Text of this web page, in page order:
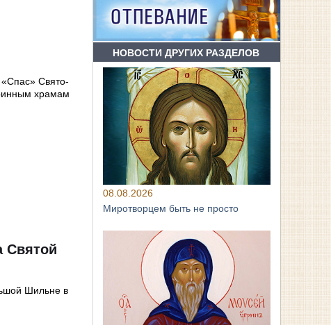
Свято-
храмам
Святой
Шильне в
НОВОСТИ ДРУГИХ РАЗДЕЛОВ
08.08.2026
Миротворцем быть не просто